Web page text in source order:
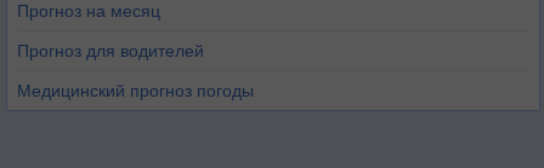
Прогноз на месяц
Прогноз для водителей
Медицинский прогноз погоды